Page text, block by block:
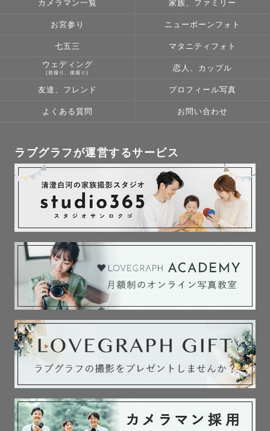
カメラマン一覧 家族、ファミリー
お宮参り ニューボーンフォト
七五三 マタニティフォト
ウェディング
(前撮り、後撮り)
恋人、カップル
友達、フレンド プロフィール写真
よくある質問 お問い合わせ
ラブグラフが運営するサービス